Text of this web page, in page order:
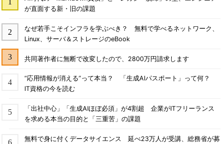
が直面する新・旧の課題
なぜ若手こそインフラを学ぶべき？ 無料で学べるネットワーク、
Linux、サーバ＆ストレージのeBook
共同著作者に無断で改変したので、2800万円請求します
“応用情報が消える”って本当？ 「生成AIパスポート」って何？
IT資格の今を読む
「出社中心」「生成AIほぼ必須」が4割超 企業がITフリーランス
を求める本当の目的と「三重苦」の課題
無料で身に付くデータサイエンス 延べ23万人が受講、総務省が募